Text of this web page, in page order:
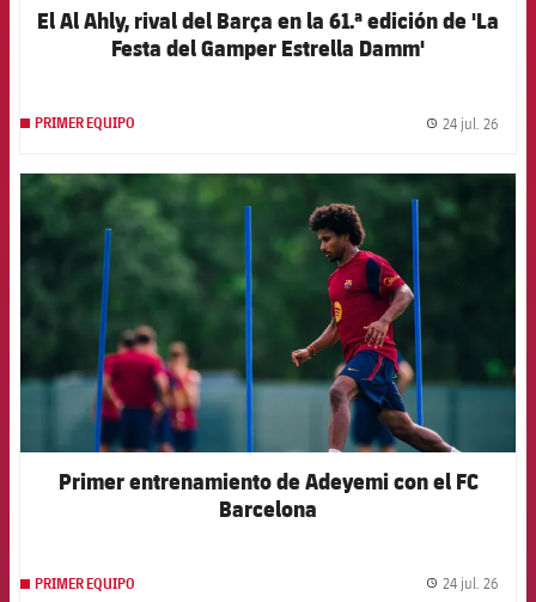
El Al Ahly, rival del Barça en la 61.ª edición de 'La
Festa del Gamper Estrella Damm'
PRIMER EQUIPO 24 jul. 26
FCB Barcelona badge
Primer entrenamiento de Adeyemi con el FC
Barcelona
PRIMER EQUIPO 24 jul. 26